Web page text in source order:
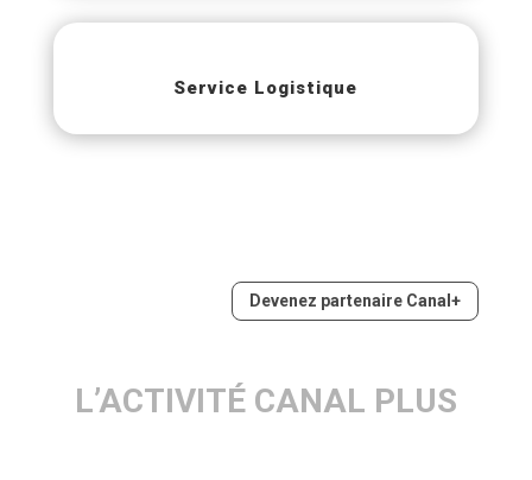
Service Logistique
Devenez partenaire Canal+
L’ACTIVITÉ CANAL PLUS